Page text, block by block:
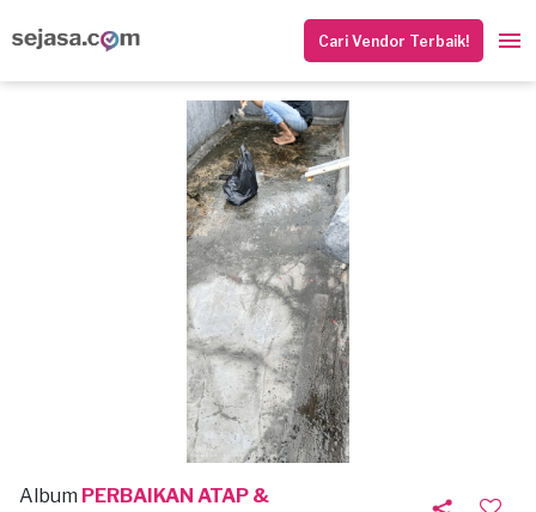
Cari Vendor Terbaik!
Album PERBAIKAN ATAP &